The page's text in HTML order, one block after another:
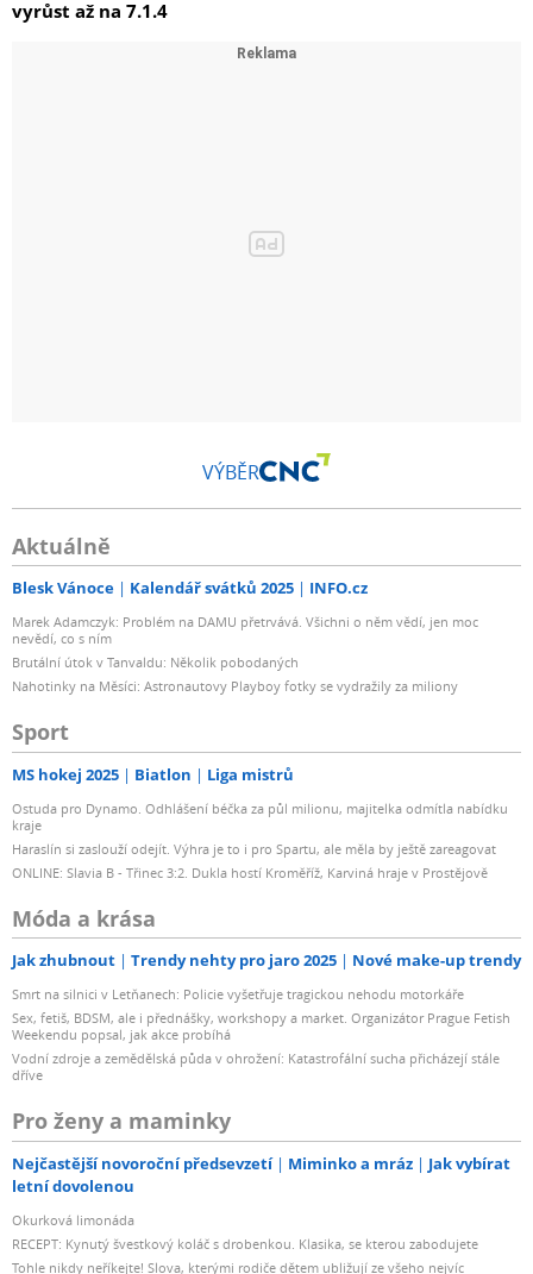
vyrůst až na 7.1.4
VÝBĚR
Aktuálně
Blesk Vánoce Kalendář svátků 2025 INFO.cz
Marek Adamczyk: Problém na DAMU přetrvává. Všichni o něm vědí, jen moc
nevědí, co s ním
Brutální útok v Tanvaldu: Několik pobodaných
Nahotinky na Měsíci: Astronautovy Playboy fotky se vydražily za miliony
Sport
MS hokej 2025 Biatlon Liga mistrů
Ostuda pro Dynamo. Odhlášení béčka za půl milionu, majitelka odmítla nabídku
kraje
Haraslín si zaslouží odejít. Výhra je to i pro Spartu, ale měla by ještě zareagovat
ONLINE: Slavia B - Třinec 3:2. Dukla hostí Kroměříž, Karviná hraje v Prostějově
Móda a krása
Jak zhubnout Trendy nehty pro jaro 2025 Nové make-up trendy
Smrt na silnici v Letňanech: Policie vyšetřuje tragickou nehodu motorkáře
Sex, fetiš, BDSM, ale i přednášky, workshopy a market. Organizátor Prague Fetish
Weekendu popsal, jak akce probíhá
Vodní zdroje a zemědělská půda v ohrožení: Katastrofální sucha přicházejí stále
dříve
Pro ženy a maminky
Nejčastější novoroční předsevzetí Miminko a mráz
Jak vybírat
letní dovolenou
Okurková limonáda
RECEPT: Kynutý švestkový koláč s drobenkou. Klasika, se kterou zabodujete
Tohle nikdy neříkejte! Slova, kterými rodiče dětem ubližují ze všeho nejvíc